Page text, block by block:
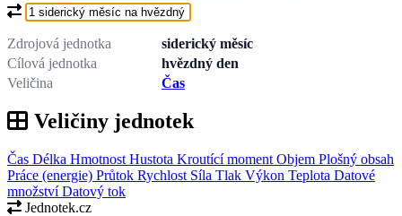
Co chcete převést?
Zdrojová jednotka
siderický měsíc
Cílová jednotka
hvězdný den
Veličina
Čas
Veličiny jednotek
Čas Délka Hmotnost Hustota Kroutící moment Objem Plošný obsah
Práce (energie) Průtok Rychlost Síla Tlak Výkon Teplota Datové
množstvíDatový tok
Jednotek.cz